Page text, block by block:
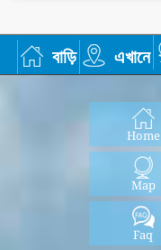
বাড়ি এখানে
Home
Map
Faq